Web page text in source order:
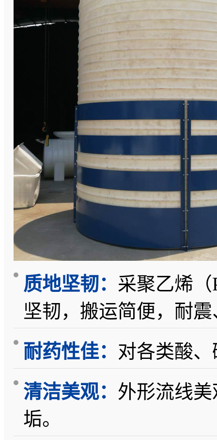
质地坚韧： 采聚乙烯
坚韧，搬运简便，耐
耐药性佳： 对各类酸
清洁美观： 外形流线
垢。